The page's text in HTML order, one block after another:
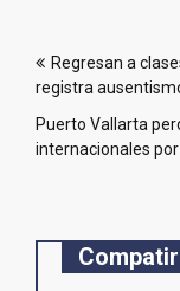
de
entradas
Regresan a
registra
Puerto Vallarta
internacionales
Compatir